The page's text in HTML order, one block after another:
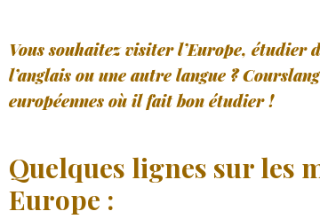
Vous souhaitez visiter l’Europe, étudier
l’anglais ou une autre langue ?
européennes où il fait bon étudier !
Quelques lignes sur les
Europe :